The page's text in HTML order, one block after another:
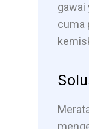
gawai
cuma